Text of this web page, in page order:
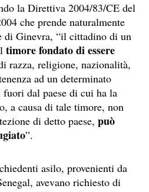
la Direttiva 2004/83/CE del
che prende naturalmente
di Ginevra, “il cittadino di un
timore fondato di essere
razza, religione, nazionalità,
ad un determinato
dal paese di cui ha la
a causa di tale timore, non
di detto paese, può
”.
asilo, provenienti da
avevano richiesto di